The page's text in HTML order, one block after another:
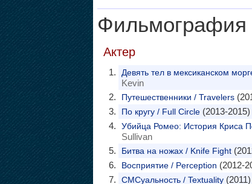
Фильмография
Актер
Девять тел в мексиканском
Kevin
Путешественники / Travelers
По кругу / Full Circle(2013-2015)
Убийца Ромео: История Криса
Sullivan
Битва на ножах / Knife Fight
Восприятие / Perception (2012-
СМСуальность / Textuality(2011)